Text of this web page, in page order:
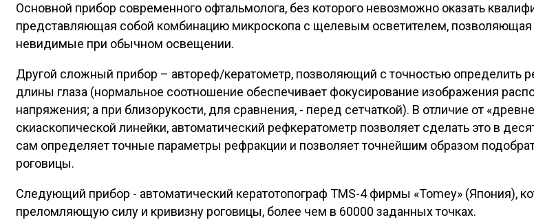
Основной прибор современного офтальмолога, без которого невозможно оказать
представляющая собой комбинацию микроскопа с щелевым осветителем, позволяющая
невидимые при обычном освещении.
Другой сложный прибор – автореф/кератометр, позволяющий с точностью
длины глаза (нормальное соотношение обеспечивает фокусирование изображения
напряжения; а при близорукости, для сравнения, - перед сетчаткой). В отличие от
скиаскопической линейки, автоматический рефкератометр позволяет сделать это в
сам определяет точные параметры рефракции и позволяет точнейшим образом
роговицы.
Следующий прибор - автоматический кератотопограф ТМS-4 фирмы «Tomey» (Япония),
преломляющую силу и кривизну роговицы, более чем в 60000 заданных точках.